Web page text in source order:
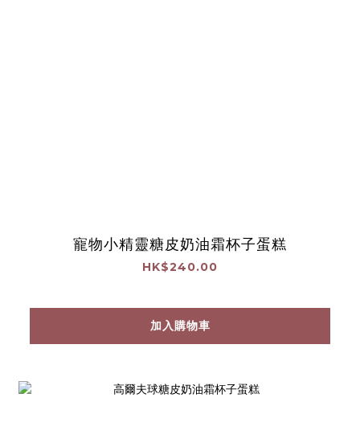
寵物小精靈糖皮奶油霜杯子蛋糕
HK$240.00
加入購物車